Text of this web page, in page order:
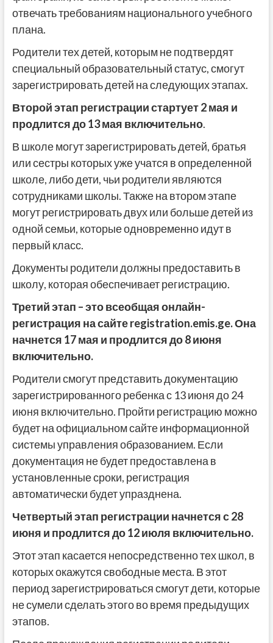
отвечать требованиям национального учебного
плана.
Родители тех детей, которым не подтвердят
специальный образовательный статус, смогут
зарегистрировать детей на следующих этапах.
Второй этап регистрации стартует 2 мая и
продлится до 13 мая включительно.
В школе могут зарегистрировать детей, братья
или сестры которых уже учатся в определенной
школе, либо дети, чьи родители являются
сотрудниками школы. Также на втором этапе
могут регистрировать двух или больше детей из
одной семьи, которые одновременно идут в
первый класс.
Документы родители должны предоставить в
школу, которая обеспечивает регистрацию.
Третий этап – это всеобщая онлайн-
регистрация на сайте registration.emis.ge. Она
начнется 17 мая и продлится до 8 июня
включительно.
Родители смогут представить документацию
зарегистрированного ребенка с 13 июня до 24
июня включительно. Пройти регистрацию можно
будет на официальном сайте информационной
системы управления образованием. Если
документация не будет предоставлена в
установленные сроки, регистрация
автоматически будет упразднена.
Четвертый этап регистрации начнется с 28
июня и продлится до 12 июля включительно.
Этот этап касается непосредственно тех школ, в
которых окажутся свободные места. В этот
период зарегистрироваться смогут дети, которые
не сумели сделать этого во время предыдущих
этапов.